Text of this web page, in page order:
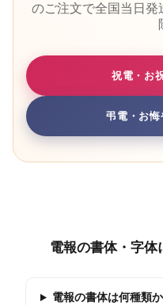
のご注文で全国当日発
祝電・お
弔電・お悔
電報の書体・字体
電報の書体は何種類